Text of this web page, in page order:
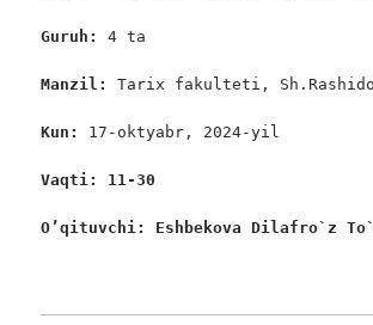
Guruh: 4 ta
Manzil: Tarix fakulteti,
Kun: 17-oktyabr, 2024-yil
Vaqti: 11-30
O’qituvchi: Eshbekova Dilafro`z